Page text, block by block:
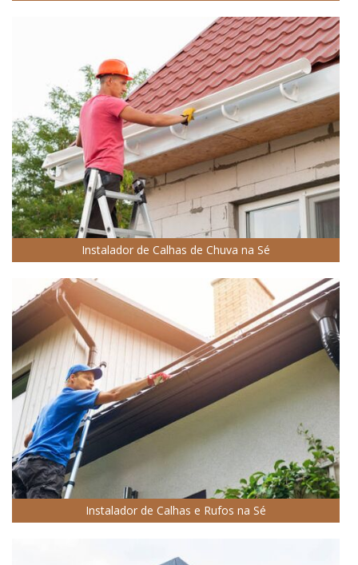
Instalador de Calhas de Chuva na Sé
Instalador de Calhas e Rufos na Sé